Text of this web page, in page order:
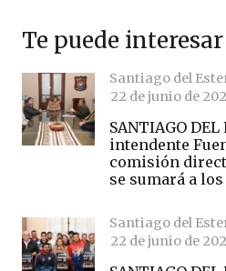
Te puede interesar
Santiago del
22 de junio de
SANTIAGO DEL
intendente
comisión
se sumará a
Santiago del
22 de junio de